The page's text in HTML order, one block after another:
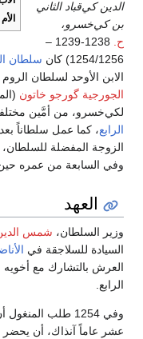
الأم
الدين كي‌قباد الثاني
بن كي‌خسرو،
ح.
1238-1239 –
1254/1256) كان
سلطان
الابن الأوحد لسلطان
الجورجية گورجو خاتون
لكي‌خسرو، من أمَّين
الرابع، كما عمل سلطاناً
الزوجة المفضلة
وفي السابعة من عمره حين
العهد
وزير السلطان، شمس
السيادة للسلاجقة في
العرش بالتشارك مع أخويه
الرابع.
وفي 1254 طلب
عشر عاماً آنذاك، أن